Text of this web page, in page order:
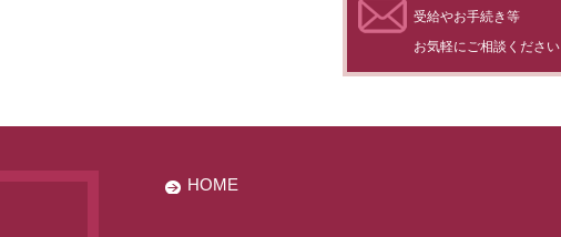
受給やお手続き等
お気軽にご相談ください
HOME